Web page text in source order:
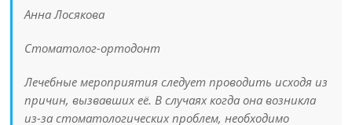
Анна Лосякова
Стоматолог-ортодонт
Лечебные мероприятия следует проводить исходя из
причин, вызвавших её. В случаях когда она возникла
из-за стоматологических проблем, необходимо